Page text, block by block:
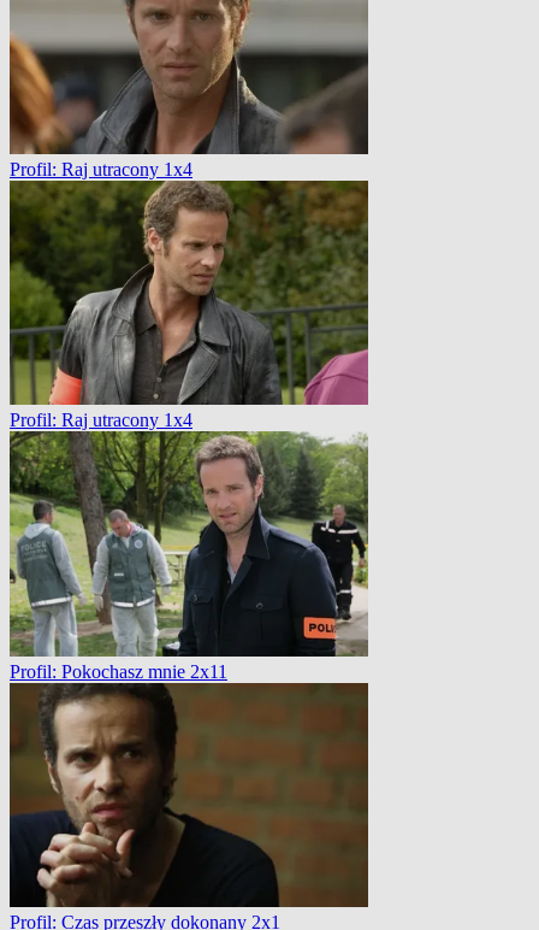
Profil: Raj utracony 1x4
Profil: Raj utracony 1x4
Profil: Pokochasz mnie 2x11
Profil: Czas przeszły dokonany 2x1